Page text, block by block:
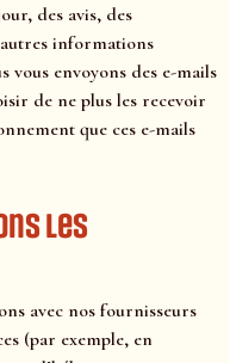
des avis, des
informations
vous envoyons des e-mails
de ne plus les recevoir
que ces e-mails
les
avec nos fournisseurs
(par exemple, en